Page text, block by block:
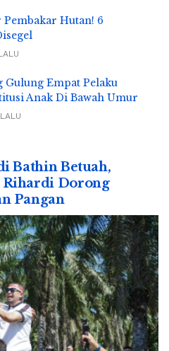
Hutan! 6
Gulung Empat Pelaku
Anak Di Bawah Umur
Bathin Betuah,
Rihardi Dorong
Pangan